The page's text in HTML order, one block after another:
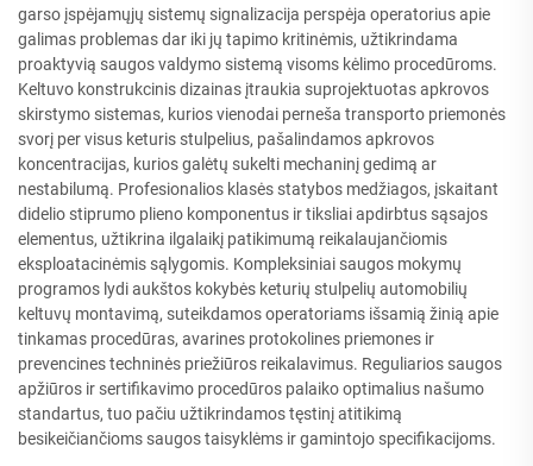
garso įspėjamųjų sistemų signalizacija perspėja operatorius apie
galimas problemas dar iki jų tapimo kritinėmis, užtikrindama
proaktyvią saugos valdymo sistemą visoms kėlimo procedūroms.
Keltuvo konstrukcinis dizainas įtraukia suprojektuotas apkrovos
skirstymo sistemas, kurios vienodai perneša transporto priemonės
svorį per visus keturis stulpelius, pašalindamos apkrovos
koncentracijas, kurios galėtų sukelti mechaninį gedimą ar
nestabilumą. Profesionalios klasės statybos medžiagos, įskaitant
didelio stiprumo plieno komponentus ir tiksliai apdirbtus sąsajos
elementus, užtikrina ilgalaikį patikimumą reikalaujančiomis
eksploatacinėmis sąlygomis. Kompleksiniai saugos mokymų
programos lydi aukštos kokybės keturių stulpelių automobilių
keltuvų montavimą, suteikdamos operatoriams išsamią žinią apie
tinkamas procedūras, avarines protokolines priemones ir
prevencines techninės priežiūros reikalavimus. Reguliarios saugos
apžiūros ir sertifikavimo procedūros palaiko optimalius našumo
standartus, tuo pačiu užtikrindamos tęstinį atitikimą
besikeičiančioms saugos taisyklėms ir gamintojo specifikacijoms.